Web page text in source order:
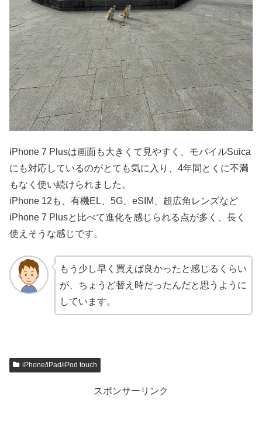
iPhone 7 Plusは画面も大きくて見やすく、モバイルSuica
にも対応しているのがとても気に入り、4年間とくに不満
もなく使い続けられました。
iPhone 12も、有機EL、5G、eSIM、超広角レンズなど
iPhone 7 Plusと比べて進化を感じられる点が多く、長く
使えそうな感じです。
もう少し早く買えば良かったと感じるくらい
が、ちょうど替え時だったんだと思うように
しています。
iPhone/iPad/iPod touch
スポンサーリンク